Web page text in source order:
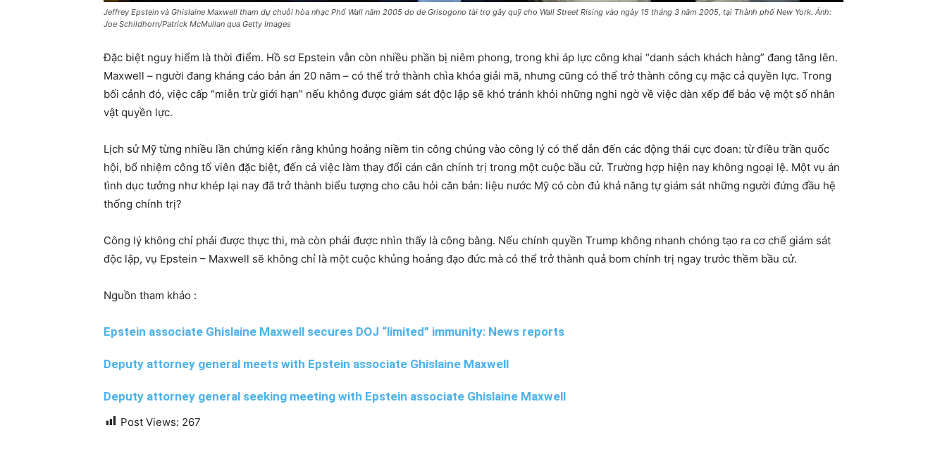
Jeffrey Epstein và Ghislaine Maxwell tham dự chuỗi hòa nhạc Phố Wall năm 2005 do de Grisogono tài trợ gây quỹ cho Wall Street Rising vào ngày 15 tháng 3 năm 2005, tại Thành phố New York. Ảnh:
Joe Schildhorn/Patrick McMullan qua Getty Images
Đặc biệt nguy hiểm là thời điểm. Hồ sơ Epstein vẫn còn nhiều phần bị niêm phong, trong khi áp lực công khai “danh sách khách hàng” đang tăng lên.
Maxwell – người đang kháng cáo bản án 20 năm – có thể trở thành chìa khóa giải mã, nhưng cũng có thể trở thành công cụ mặc cả quyền lực. Trong
bối cảnh đó, việc cấp “miễn trừ giới hạn” nếu không được giám sát độc lập sẽ khó tránh khỏi những nghi ngờ về việc dàn xếp để bảo vệ một số nhân
vật quyền lực.
Lịch sử Mỹ từng nhiều lần chứng kiến rằng khủng hoảng niềm tin công chúng vào công lý có thể dẫn đến các động thái cực đoan: từ điều trần quốc
hội, bổ nhiệm công tố viên đặc biệt, đến cả việc làm thay đổi cán cân chính trị trong một cuộc bầu cử. Trường hợp hiện nay không ngoại lệ. Một vụ án
tình dục tưởng như khép lại nay đã trở thành biểu tượng cho câu hỏi căn bản: liệu nước Mỹ có còn đủ khả năng tự giám sát những người đứng đầu hệ
thống chính trị?
Công lý không chỉ phải được thực thi, mà còn phải được nhìn thấy là công bằng. Nếu chính quyền Trump không nhanh chóng tạo ra cơ chế giám sát
độc lập, vụ Epstein – Maxwell sẽ không chỉ là một cuộc khủng hoảng đạo đức mà có thể trở thành quả bom chính trị ngay trước thềm bầu cử.
Nguồn tham khảo :
Epstein associate Ghislaine Maxwell secures DOJ “limited” immunity: News reports
Deputy attorney general meets with Epstein associate Ghislaine Maxwell
Deputy attorney general seeking meeting with Epstein associate Ghislaine Maxwell
Post Views: 267